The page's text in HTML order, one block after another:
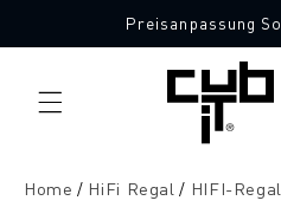
Inhalt
Preisanpassung
Home HiFi Regal HIFI-